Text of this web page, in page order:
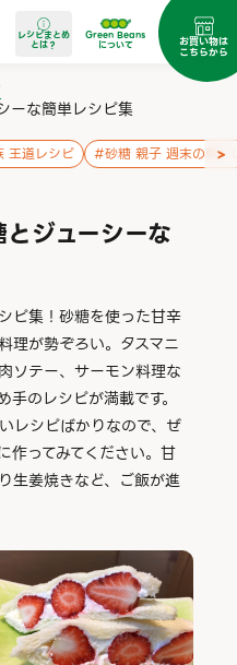
レシピまとめ
とは？
Green Beans
について お買い物は
こちらから
ーな簡単レシピ集
王道レシピ #砂糖 親子 週末の朝ご
>
ジューシーな
ピ集！砂糖を使った甘辛
理が勢ぞろい。タスマニ
ソテー、サーモン料理な
のレシピが満載です。
レシピばかりなので、ぜ
作ってみてください。甘
生姜焼きなど、ご飯が進